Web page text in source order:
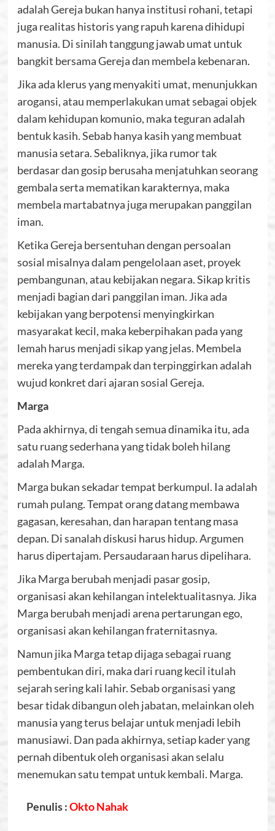
adalah Gereja bukan hanya institusi rohani, tetapi
juga realitas historis yang rapuh karena dihidupi
manusia. Di sinilah tanggung jawab umat untuk
bangkit bersama Gereja dan membela kebenaran.
Jika ada klerus yang menyakiti umat, menunjukkan
arogansi, atau memperlakukan umat sebagai objek
dalam kehidupan komunio, maka teguran adalah
bentuk kasih. Sebab hanya kasih yang membuat
manusia setara. Sebaliknya, jika rumor tak
berdasar dan gosip berusaha menjatuhkan seorang
gembala serta mematikan karakternya, maka
membela martabatnya juga merupakan panggilan
iman.
Ketika Gereja bersentuhan dengan persoalan
sosial misalnya dalam pengelolaan aset, proyek
pembangunan, atau kebijakan negara. Sikap kritis
menjadi bagian dari panggilan iman. Jika ada
kebijakan yang berpotensi menyingkirkan
masyarakat kecil, maka keberpihakan pada yang
lemah harus menjadi sikap yang jelas. Membela
mereka yang terdampak dan terpinggirkan adalah
wujud konkret dari ajaran sosial Gereja.
Marga
Pada akhirnya, di tengah semua dinamika itu, ada
satu ruang sederhana yang tidak boleh hilang
adalah Marga.
Marga bukan sekadar tempat berkumpul. Ia adalah
rumah pulang. Tempat orang datang membawa
gagasan, keresahan, dan harapan tentang masa
depan. Di sanalah diskusi harus hidup. Argumen
harus dipertajam. Persaudaraan harus dipelihara.
Jika Marga berubah menjadi pasar gosip,
organisasi akan kehilangan intelektualitasnya. Jika
Marga berubah menjadi arena pertarungan ego,
organisasi akan kehilangan fraternitasnya.
Namun jika Marga tetap dijaga sebagai ruang
pembentukan diri, maka dari ruang kecil itulah
sejarah sering kali lahir. Sebab organisasi yang
besar tidak dibangun oleh jabatan, melainkan oleh
manusia yang terus belajar untuk menjadi lebih
manusiawi. Dan pada akhirnya, setiap kader yang
pernah dibentuk oleh organisasi akan selalu
menemukan satu tempat untuk kembali. Marga.
Penulis :Okto Nahak